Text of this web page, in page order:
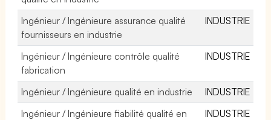
Ingénieur / Ingénieure assurance qualité
fournisseurs en industrie
INDUSTRIE
Ingénieur / Ingénieure contrôle qualité
fabrication
INDUSTRIE
Ingénieur / Ingénieure qualité en industrie
INDUSTRIE
Ingénieur / Ingénieure fiabilité qualité en
INDUSTRIE